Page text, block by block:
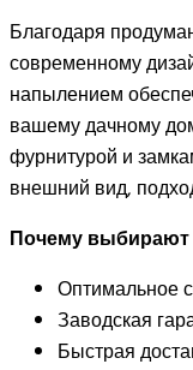
Благодаря
современному
напылением
вашему дачному
фурнитурой и
внешний вид,
Почему выбирают
Оптимальное
Заводская
Быстрая